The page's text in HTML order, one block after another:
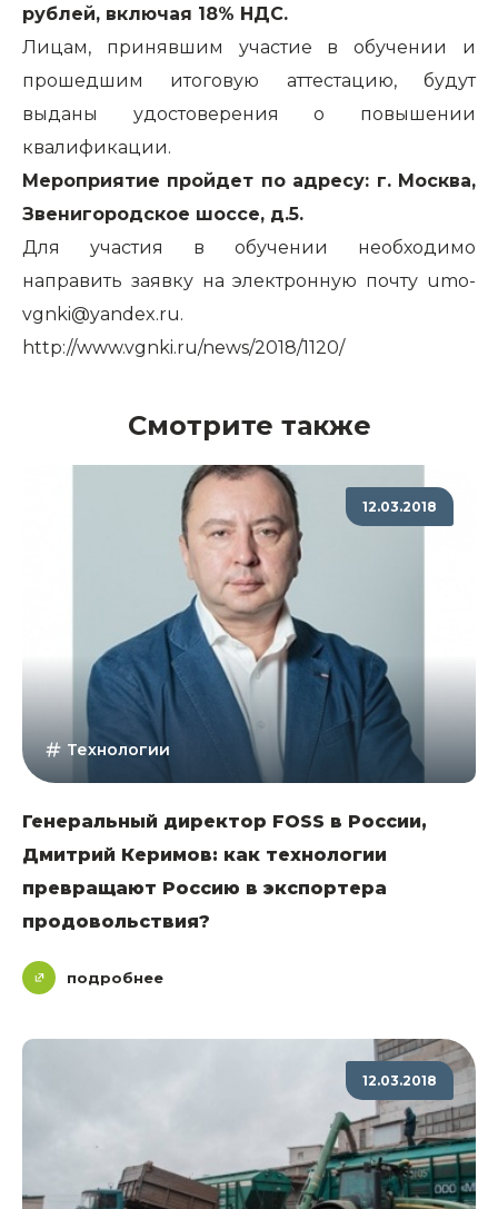
рублей, включая 18% НДС.
Лицам, принявшим участие в обучении и
прошедшим итоговую аттестацию, будут
выданы удостоверения о повышении
квалификации.
Мероприятие пройдет по адресу: г. Москва,
Звенигородское шоссе, д.5.
Для участия в обучении необходимо
направить заявку на электронную почту umo-
vgnki@yandex.ru.
http://www.vgnki.ru/news/2018/1120/
Смотрите также
12.03.2018
Технологии
Генеральный директор FOSS в России,
Дмитрий Керимов: как технологии
превращают Россию в экспортера
продовольствия?
подробнее
12.03.2018